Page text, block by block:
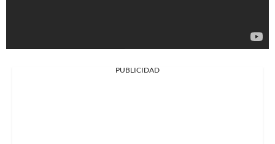
PUBLICIDAD